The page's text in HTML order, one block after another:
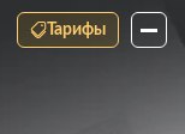
Тарифы